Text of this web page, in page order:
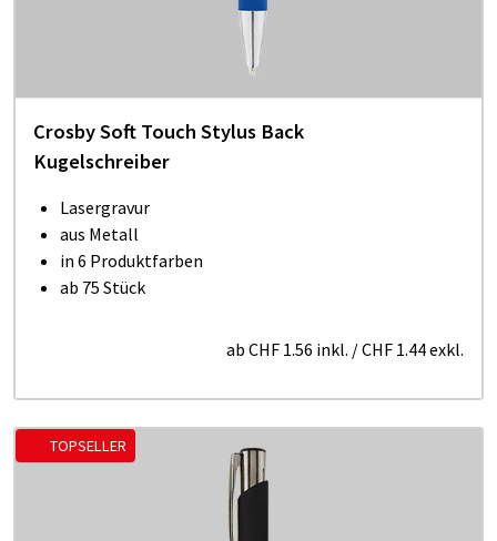
Crosby Soft Touch Stylus Back
Kugelschreiber
Lasergravur
aus Metall
in 6 Produktfarben
ab 75 Stück
ab CHF 1.56 inkl. /CHF 1.44exkl.
TOPSELLER